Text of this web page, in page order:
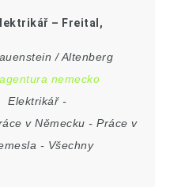
– Freital,
/ Altenberg
nemecko
Elektrikář-
v Německu -Práce v
- Všechny